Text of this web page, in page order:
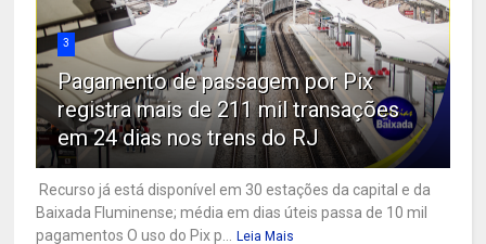
3
Pagamento de passagem por Pix
registra mais de 211 mil transações
em 24 dias nos trens do RJ
Recurso já está disponível em 30 estações da capital e da
Baixada Fluminense; média em dias úteis passa de 10 mil
pagamentos O uso do Pix p...
Leia Mais